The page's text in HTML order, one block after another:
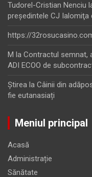
Tudorel-Cristian Nenciu
preşedintele CJ Ialomiţa
https://
M la Contractul semnat,
ADI ECOO de
Ştirea la Câinii din
fie eutanasiați
Meniul principal
Acasă
Administrație
Sănătate